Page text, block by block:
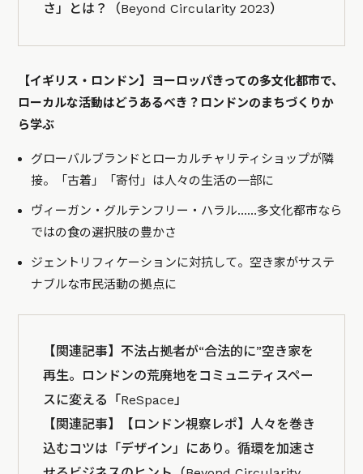
さ」とは？（Beyond Circularity 2023）
【イギリス・ロンドン】ヨーロッパきっての多文化都市で、
ローカルな活動はどうあるべき？ロンドンのまちづくりか
ら学ぶ
グローバルブランドとローカルチャリティショップが隣
接。「古着」「寄付」は人々の生活の一部に
ヴィーガン・グルテンフリー・ハラル……多文化都市なら
ではの食の選択肢の豊かさ
ジェントリフィケーションに対抗して。空き家がサステ
ナブルな市民活動の拠点に
【関連記事】不法占拠者が“合法的に”空き家を
再生。ロンドンの荒廃地をコミュニティスペー
スに変える「ReSpace」
【関連記事】
【ロンドン視察レポ】人々を巻き
込むコツは「デザイン」にあり。循環を加速さ